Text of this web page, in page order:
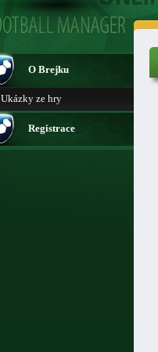
O Brejku
Ukázky ze hry
Registrace